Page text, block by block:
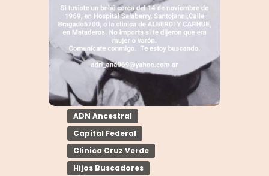
ADN Ancestral
Capital Federal
Clinica Cruz Verde
Hijos Buscadores